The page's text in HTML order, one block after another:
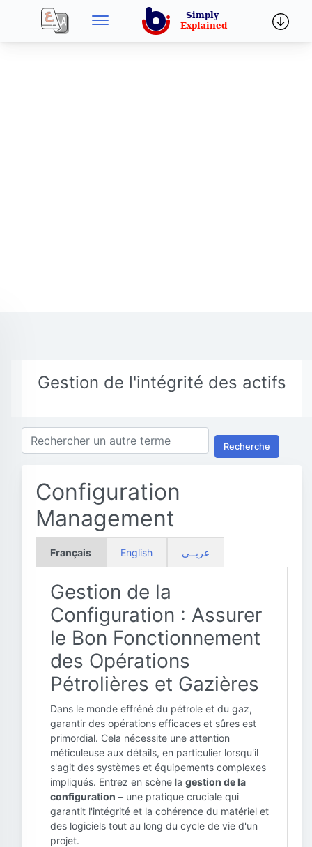
Gestion de l'intégrité des actifs
Recherche
Configuration
Management
Français English عربــي
Gestion de la
Configuration : Assurer
le Bon Fonctionnement
des Opérations
Pétrolières et Gazières
Dans le monde effréné du pétrole et du gaz,
garantir des opérations efficaces et sûres est
primordial. Cela nécessite une attention
méticuleuse aux détails, en particulier lorsqu'il
s'agit des systèmes et équipements complexes
impliqués. Entrez en scène la gestion de la
configuration – une pratique cruciale qui
garantit l'intégrité et la cohérence du matériel et
des logiciels tout au long du cycle de vie d'un
projet.